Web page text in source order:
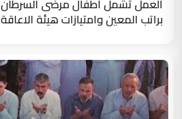
العمل تشمل اطفال مرضى
براتب المعين وامتيازات هيئة الاعاقة